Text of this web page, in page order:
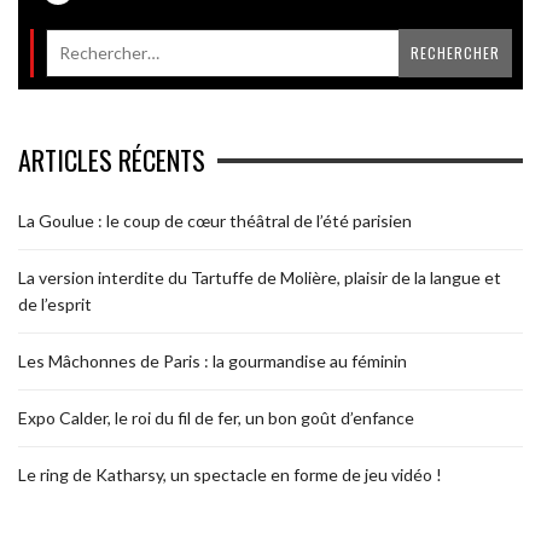
ARTICLES RÉCENTS
La Goulue : le coup de cœur théâtral de l’été parisien
La version interdite du Tartuffe de Molière, plaisir de la langue et
de l’esprit
Les Mâchonnes de Paris : la gourmandise au féminin
Expo Calder, le roi du fil de fer, un bon goût d’enfance
Le ring de Katharsy, un spectacle en forme de jeu vidéo !